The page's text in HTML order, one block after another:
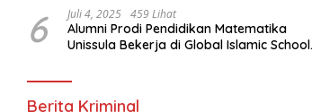
6 Juli 4, 2025 459 Lihat
Alumni Prodi Pendidikan Matematika
Unissula Bekerja di Global Islamic School
Berita Kriminal